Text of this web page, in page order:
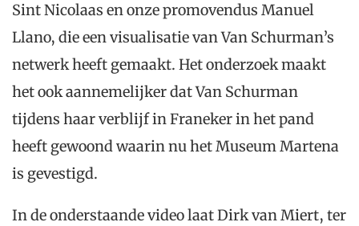
Sint Nicolaas en onze promovendus Manuel
Llano, die een visualisatie van Van Schurman’s
netwerk heeft gemaakt. Het onderzoek maakt
het ook aannemelijker dat Van Schurman
tijdens haar verblijf in Franeker in het pand
heeft gewoond waarin nu het Museum Martena
is gevestigd.
In de onderstaande video laat Dirk van Miert, ter